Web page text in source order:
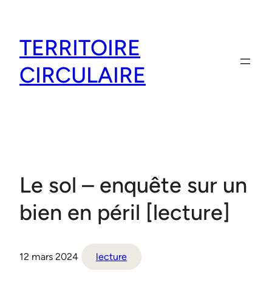
contenu
TERRITOIRE
CIRCULAIRE
Le sol – enquête sur un
bien en péril [lecture]
12 mars 2024 lecture